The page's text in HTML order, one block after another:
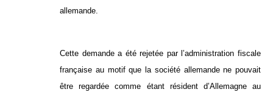
allemande.
Cette demande a été rejetée par l’administration fiscale
française au motif que la société allemande ne pouvait
être regardée comme étant résident d’Allemagne au